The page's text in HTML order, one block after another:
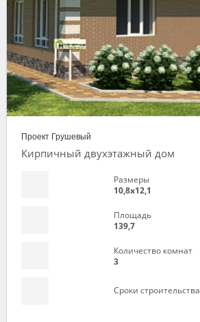
Проект Грушевый
Кирпичный двухэтажный дом
Размеры
10,8х12,1
Площадь
139,7
Количество комнат
3
Сроки строительства